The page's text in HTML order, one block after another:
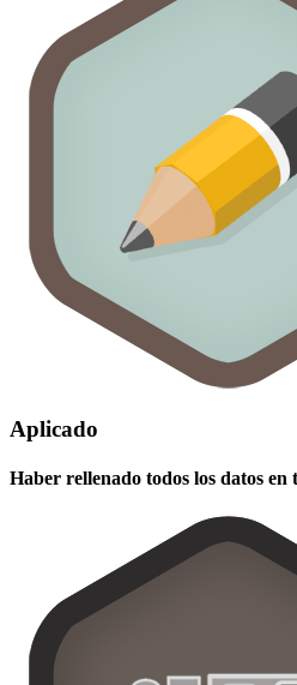
Aplicado
Haber rellenado todos los datos en